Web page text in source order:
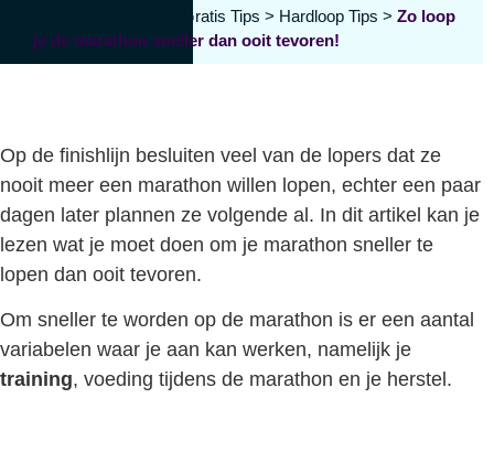
Gratis Tips > Hardloop Tips > Zo loop
je de marathon sneller dan ooit tevoren!
Op de finishlijn besluiten veel van de lopers dat ze
nooit meer een marathon willen lopen, echter een paar
dagen later plannen ze volgende al. In dit artikel kan je
lezen wat je moet doen om je marathon sneller te
lopen dan ooit tevoren.
Om sneller te worden op de marathon is er een aantal
variabelen waar je aan kan werken, namelijk je
training, voeding tijdens de marathon en je herstel.